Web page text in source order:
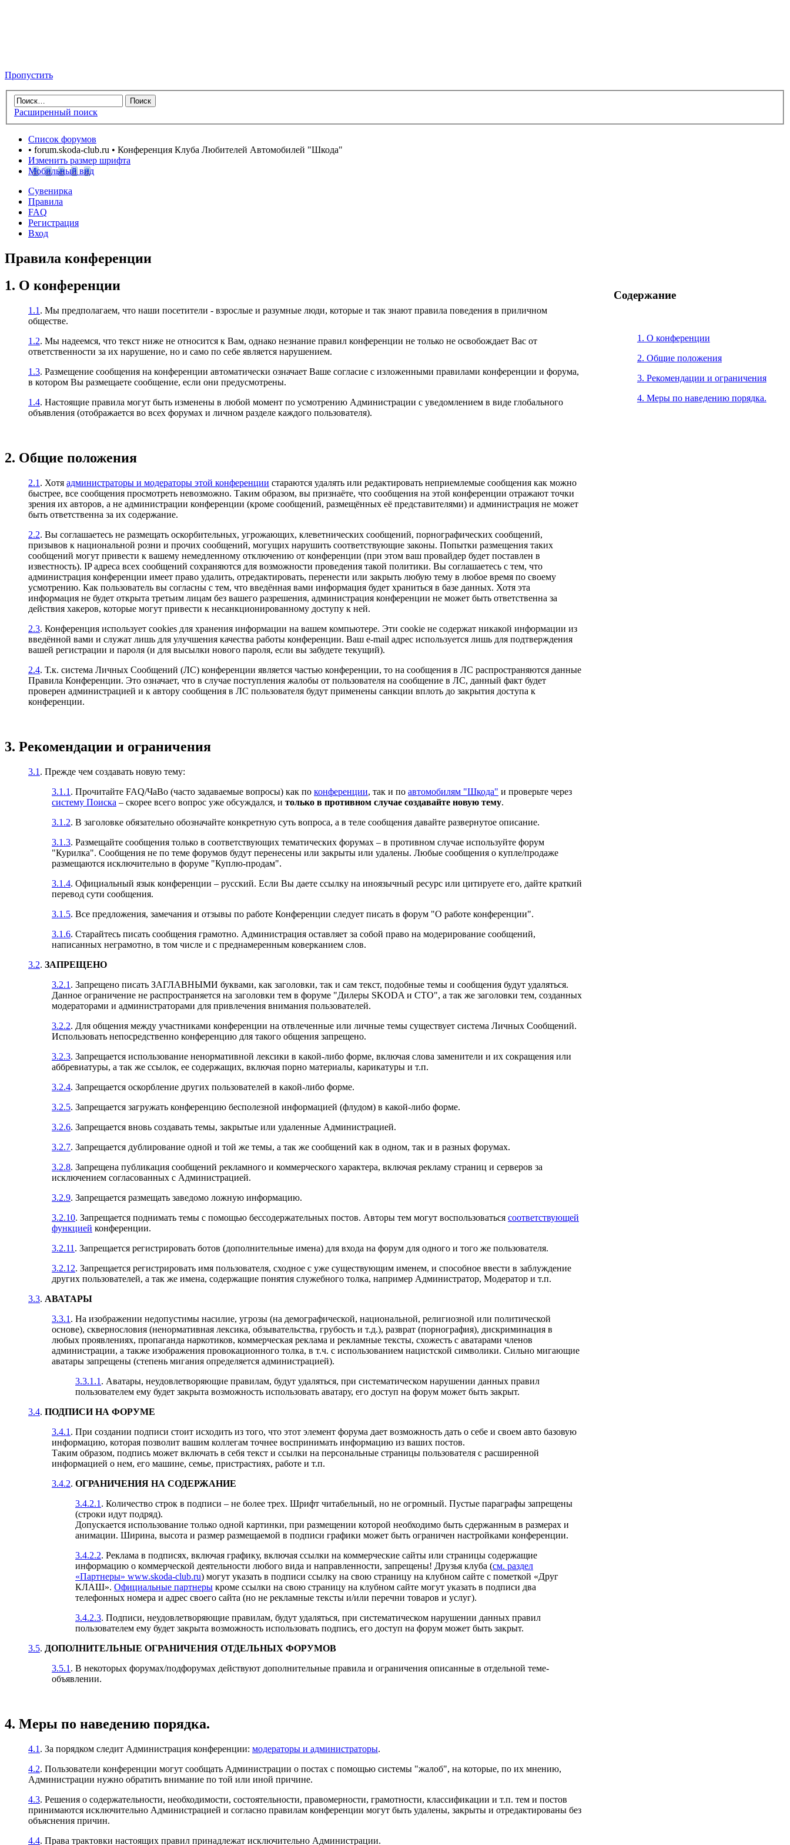
Пропустить
Расширенный поиск
Список форумов
• forum.skoda-club.ru • Конференция Клуба Любителей Автомобилей "Шкода"
Изменить размер шрифта
Мобильный вид
Сувенирка
Правила
FAQ
Регистрация
Вход
Правила конференции
Содержание
1. О конференции
2. Общие положения
3. Рекомендации и ограничения
4. Меры по наведению порядка.
1. О конференции
1.1 . Мы предполагаем, что наши посетители - взрослые и разумные люди, которые и так знают правила поведения в приличном
обществе.
1.2. Мы надеемся, что текст ниже не относится к Вам, однако незнание правил конференции не только не освобождает Вас от
ответственности за их нарушение, но и само по себе является нарушением.
1.3. Размещение сообщения на конференции автоматически означает Ваше согласие с изложенными правилами конференции и форума,
в котором Вы размещаете сообщение, если они предусмотрены.
1.4. Настоящие правила могут быть изменены в любой момент по усмотрению Администрации с уведомлением в виде глобального
объявления (отображается во всех форумах и личном разделе каждого пользователя).
2. Общие положения
2.1 . Хотя администраторы и модераторы этой конференции стараются удалять или редактировать неприемлемые сообщения как можно
быстрее, все сообщения просмотреть невозможно. Таким образом, вы признаёте, что сообщения на этой конференции отражают точки
зрения их авторов, а не администрации конференции (кроме сообщений, размещённых её представителями) и администрация не может
быть ответственна за их содержание.
2.2. Вы соглашаетесь не размещать оскорбительных, угрожающих, клеветнических сообщений, порнографических сообщений,
призывов к национальной розни и прочих сообщений, могущих нарушить соответствующие законы. Попытки размещения таких
сообщений могут привести к вашему немедленному отключению от конференции (при этом ваш провайдер будет поставлен в
известность). IP адреса всех сообщений сохраняются для возможности проведения такой политики. Вы соглашаетесь с тем, что
администрация конференции имеет право удалить, отредактировать, перенести или закрыть любую тему в любое время по своему
усмотрению. Как пользователь вы согласны с тем, что введённая вами информация будет храниться в базе данных. Хотя эта
информация не будет открыта третьим лицам без вашего разрешения, администрация конференции не может быть ответственна за
действия хакеров, которые могут привести к несанкционированному доступу к ней.
2.3. Конференция использует cookies для хранения информации на вашем компьютере. Эти cookie не содержат никакой информации из
введённой вами и служат лишь для улучшения качества работы конференции. Ваш e-mail адрес используется лишь для подтверждения
вашей регистрации и пароля (и для высылки нового пароля, если вы забудете текущий).
2.4. Т.к. система Личных Сообщений (ЛС) конференции является частью конференции, то на сообщения в ЛС распространяются данные
Правила Конференции. Это означает, что в случае поступления жалобы от пользователя на сообщение в ЛС, данный факт будет
проверен администрацией и к автору сообщения в ЛС пользователя будут применены санкции вплоть до закрытия доступа к
конференции.
3. Рекомендации и ограничения
3.1 . Прежде чем создавать новую тему:
3.1.1 . Прочитайте FAQ/ЧаВо (часто задаваемые вопросы) как по конференции, так и по автомобилям "Шкода" и проверьте через
систему Поиска – скорее всего вопрос уже обсуждался, и только в противном случае создавайте новую тему.
3.1.2. В заголовке обязательно обозначайте конкретную суть вопроса, а в теле сообщения давайте развернутое описание.
3.1.3. Размещайте сообщения только в соответствующих тематических форумах – в противном случае используйте форум
"Курилка". Сообщения не по теме форумов будут перенесены или закрыты или удалены. Любые сообщения о купле/продаже
размещаются исключительно в форуме "Куплю-продам".
3.1.4. Официальный язык конференции – русский. Если Вы даете ссылку на иноязычный ресурс или цитируете его, дайте краткий
перевод сути сообщения.
3.1.5. Все предложения, замечания и отзывы по работе Конференции следует писать в форум "О работе конференции".
3.1.6. Старайтесь писать сообщения грамотно. Администрация оставляет за собой право на модерирование сообщений,
написанных неграмотно, в том числе и с преднамеренным коверканием слов.
3.2. ЗАПРЕЩЕНО
3.2.1 . Запрещено писать ЗАГЛАВНЫМИ буквами, как заголовки, так и сам текст, подобные темы и сообщения будут удаляться.
Данное ограничение не распространяется на заголовки тем в форуме "Дилеры SKODA и СТО", а так же заголовки тем, созданных
модераторами и администраторами для привлечения внимания пользователей.
3.2.2. Для общения между участниками конференции на отвлеченные или личные темы существует система Личных Сообщений.
Использовать непосредственно конференцию для такого общения запрещено.
3.2.3. Запрещается использование ненормативной лексики в какой-либо форме, включая слова заменители и их сокращения или
аббревиатуры, а так же ссылок, ее содержащих, включая порно материалы, карикатуры и т.п.
3.2.4. Запрещается оскорбление других пользователей в какой-либо форме.
3.2.5. Запрещается загружать конференцию бесполезной информацией (флудом) в какой-либо форме.
3.2.6. Запрещается вновь создавать темы, закрытые или удаленные Администрацией.
3.2.7. Запрещается дублирование одной и той же темы, а так же сообщений как в одном, так и в разных форумах.
3.2.8. Запрещена публикация сообщений рекламного и коммерческого характера, включая рекламу страниц и серверов за
исключением согласованных с Администрацией.
3.2.9. Запрещается размещать заведомо ложную информацию.
3.2.10. Запрещается поднимать темы с помощью бессодержательных постов. Авторы тем могут воспользоваться соответствующей
функцией конференции.
3.2.11 . Запрещается регистрировать ботов (дополнительные имена) для входа на форум для одного и того же пользователя.
3.2.12. Запрещается регистрировать имя пользователя, сходное с уже существующим именем, и способное ввести в заблуждение
других пользователей, а так же имена, содержащие понятия служебного толка, например Администратор, Модератор и т.п.
3.3. АВАТАРЫ
3.3.1 . На изображении недопустимы насилие, угрозы (на демографической, национальной, религиозной или политической
основе), сквернословия (ненормативная лексика, обзывательства, грубость и т.д.), разврат (порнография), дискриминация в
любых проявлениях, пропаганда наркотиков, коммерческая реклама и рекламные тексты, схожесть с аватарами членов
администрации, а также изображения провокационного толка, в т.ч. с использованием нацистской символики. Сильно мигающие
аватары запрещены (степень мигания определяется администрацией).
3.3.1.1 . Аватары, неудовлетворяющие правилам, будут удаляться, при систематическом нарушении данных правил
пользователем ему будет закрыта возможность использовать аватару, его доступ на форум может быть закрыт.
3.4. ПОДПИСИ НА ФОРУМЕ
3.4.1 . При создании подписи стоит исходить из того, что этот элемент форума дает возможность дать о себе и своем авто базовую
информацию, которая позволит вашим коллегам точнее воспринимать информацию из ваших постов.
Таким образом, подпись может включать в себя текст и ссылки на персональные страницы пользователя с расширенной
информацией о нем, его машине, семье, пристрастиях, работе и т.п.
3.4.2. ОГРАНИЧЕНИЯ НА СОДЕРЖАНИЕ
3.4.2.1 . Количество строк в подписи – не более трех. Шрифт читабельный, но не огромный. Пустые параграфы запрещены
(строки идут подряд).
Допускается использование только одной картинки, при размещении которой необходимо быть сдержанным в размерах и
анимации. Ширина, высота и размер размещаемой в подписи графики может быть ограничен настройками конференции.
3.4.2.2. Реклама в подписях, включая графику, включая ссылки на коммерческие сайты или страницы содержащие
информацию о коммерческой деятельности любого вида и направленности, запрещены! Друзья клуба (см. раздел
«Партнеры» www.skoda-club.ru) могут указать в подписи ссылку на свою страницу на клубном сайте с пометкой «Друг
КЛАШ». Официальные партнеры кроме ссылки на свою страницу на клубном сайте могут указать в подписи два
телефонных номера и адрес своего сайта (но не рекламные тексты и/или перечни товаров и услуг).
3.4.2.3. Подписи, неудовлетворяющие правилам, будут удаляться, при систематическом нарушении данных правил
пользователем ему будет закрыта возможность использовать подпись, его доступ на форум может быть закрыт.
3.5. ДОПОЛНИТЕЛЬНЫЕ ОГРАНИЧЕНИЯ ОТДЕЛЬНЫХ ФОРУМОВ
3.5.1 . В некоторых форумах/подфорумах действуют дополнительные правила и ограничения описанные в отдельной теме-
объявлении.
4. Меры по наведению порядка.
4.1 . За порядком следит Администрация конференции: модераторы и администраторы.
4.2. Пользователи конференции могут сообщать Администрации о постах с помощью системы "жалоб", на которые, по их мнению,
Администрации нужно обратить внимание по той или иной причине.
4.3. Решения о содержательности, необходимости, состоятельности, правомерности, грамотности, классификации и т.п. тем и постов
принимаются исключительно Администрацией и согласно правилам конференции могут быть удалены, закрыты и отредактированы без
объяснения причин.
4.4. Права трактовки настоящих правил принадлежат исключительно Администрации.